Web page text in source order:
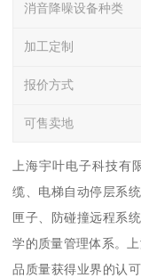
消音降噪设备种类
加工定制
报价方式
可售卖地
上海宇叶电子科技有
缆、电梯自动停层系
匣子、防碰撞远程系
学的质量管理体系。
品质量获得业界的认